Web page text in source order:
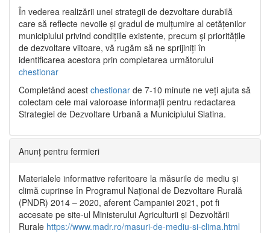
În vederea realizării unei strategii de dezvoltare durabilă
care să reflecte nevoile și gradul de mulțumire al cetățenilor
municipiului privind condițiile existente, precum și prioritățile
de dezvoltare viitoare, vă rugăm să ne sprijiniți în
identificarea acestora prin completarea următorului
chestionar
Completând acest chestionar de 7-10 minute ne veți ajuta să
colectam cele mai valoroase informații pentru redactarea
Strategiei de Dezvoltare Urbană a Municipiului Slatina.
Anunț pentru fermieri
Materialele informative referitoare la măsurile de mediu și
climă cuprinse în Programul Național de Dezvoltare Rurală
(PNDR) 2014 – 2020, aferent Campaniei 2021, pot fi
accesate pe site-ul Ministerului Agriculturii și Dezvoltării
Rurale https://www.madr.ro/masuri-de-mediu-si-clima.html